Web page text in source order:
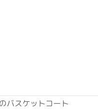
バスケットコート